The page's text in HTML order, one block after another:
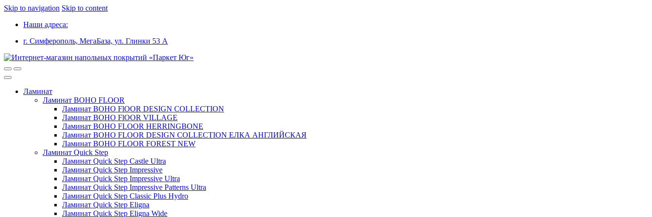
Skip to navigation Skip to content
Наши адреса:
г. Симферополь, МегаБаза, ул. Глинки 53 А
Ламинат
Ламинат BOHO FLOOR
Ламинат BOHO FlOOR DESIGN COLLECTION
Ламинат BOHO FlOOR VILLAGE
Ламинат BOHO FLOOR HERRINGBONE
Ламинат BOHO FLOOR DESIGN COLLECTION ЕЛКА АНГЛИЙСКАЯ
Ламинат BOHO FLOOR FOREST NEW
Ламинат Quick Step
Ламинат Quick Step Castle Ultra
Ламинат Quick Step Impressive
Ламинат Quick Step Impressive Ultra
Ламинат Quick Step Impressive Patterns Ultra
Ламинат Quick Step Classic Plus Hydro
Ламинат Quick Step Eligna
Ламинат Quick Step Eligna Wide